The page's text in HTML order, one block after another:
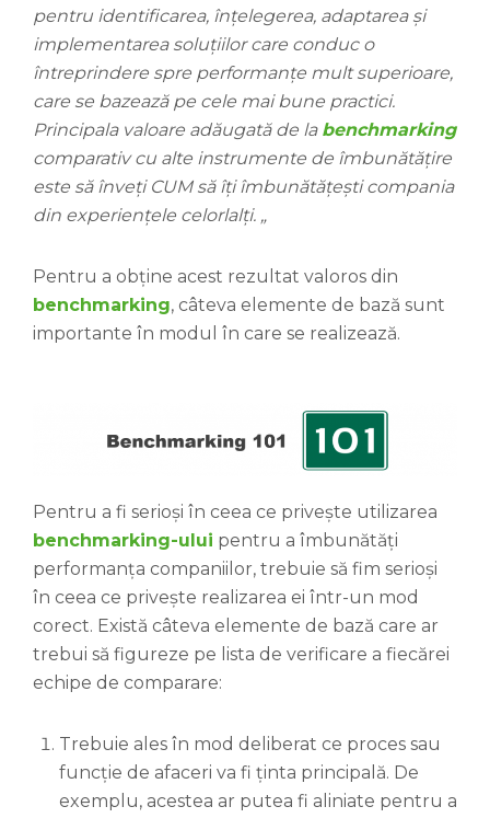
pentru identificarea, înțelegerea, adaptarea și
implementarea soluțiilor care conduc o
întreprindere spre performanțe mult superioare,
care se bazează pe cele mai bune practici.
Principala valoare adăugată de la benchmarking
comparativ cu alte instrumente de îmbunătățire
este să înveți CUM să îți îmbunătățești compania
din experiențele celorlalți. „
Pentru a obține acest rezultat valoros din
benchmarking, câteva elemente de bază sunt
importante în modul în care se realizează.
Pentru a fi serioși în ceea ce privește utilizarea
benchmarking-ului pentru a îmbunătăți
performanța companiilor, trebuie să fim serioși
în ceea ce privește realizarea ei într-un mod
corect. Există câteva elemente de bază care ar
trebui să figureze pe lista de verificare a fiecărei
echipe de comparare:
Trebuie ales în mod deliberat ce proces sau
funcție de afaceri va fi ținta principală. De
exemplu, acestea ar putea fi aliniate pentru a